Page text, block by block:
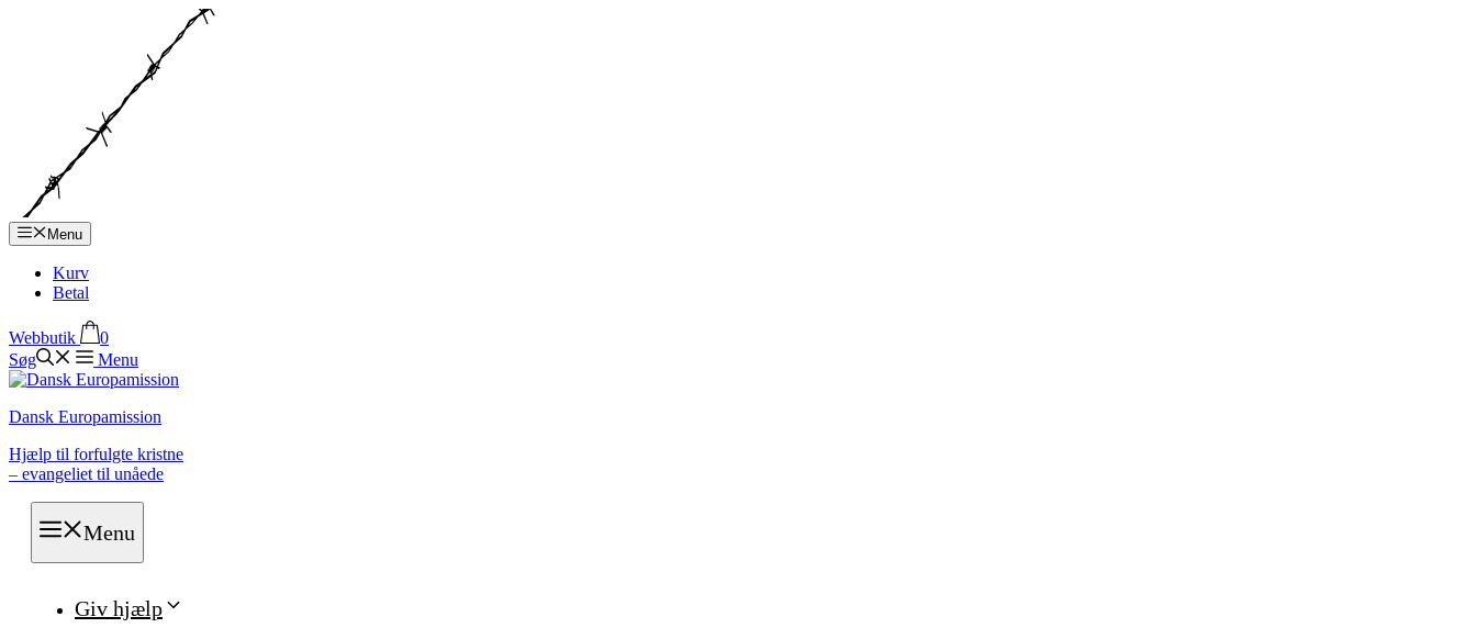
Menu
Kurv
Betal
Webbutik
0
Søg
Menu
Dansk Europamission
Hjælp til forfulgte kristne
– evangeliet til unåede
Menu
Giv hjælp